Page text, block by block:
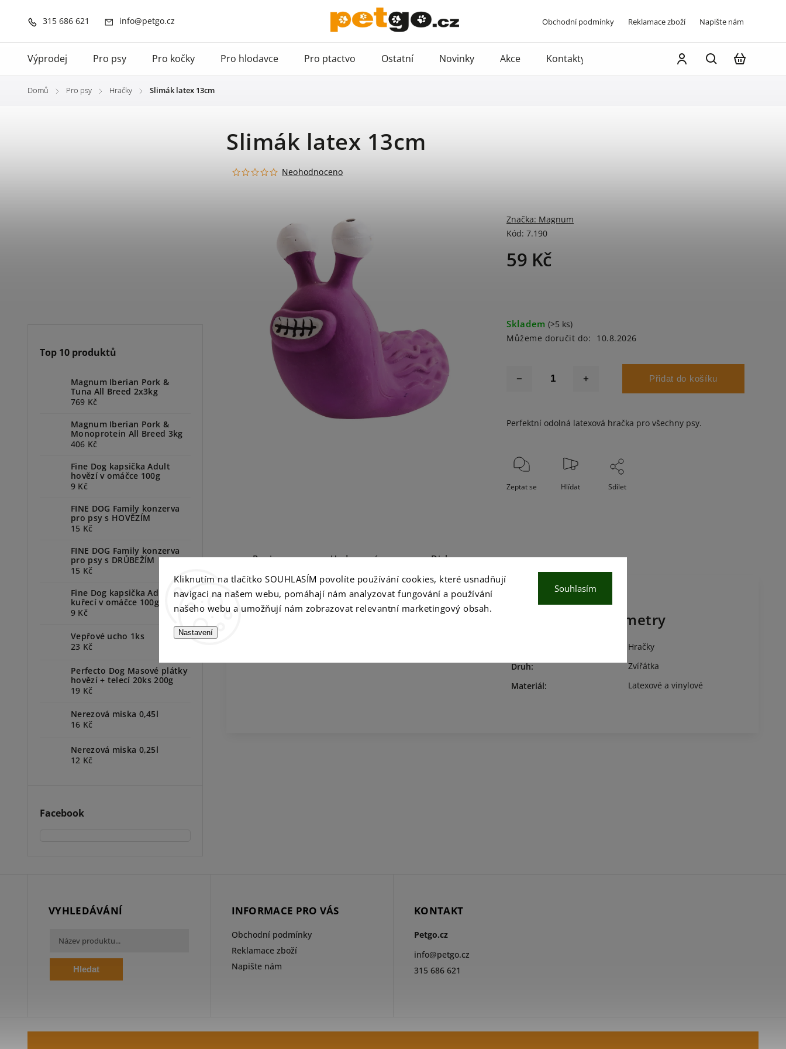
Kliknutím na tlačítko SOUHLASÍM povolíte používání cookies, které usnadňují
navigaci na našem webu, pomáhají nám analyzovat fungování a používání
našeho webu a umožňují nám zobrazovat relevantní marketingový obsah.
Nastavení
Souhlasím
315 686 621 info@petgo.cz Obchodní podmínky Reklamace zboží Napište nám
Výprodej Pro psy Pro kočky Pro hlodavce Pro ptactvo Ostatní Novinky Akce Kontakty
Domů / Pro psy / Hračky / Slimák latex 13cm
Top 10 produktů
Magnum Iberian Pork &
Tuna All Breed 2x3kg
769 Kč
Magnum Iberian Pork &
Monoprotein All Breed 3kg
406 Kč
Fine Dog kapsička Adult
hovězí v omáčce 100g
9 Kč
FINE DOG Family konzerva
pro psy s HOVĚZÍM
15 Kč
FINE DOG Family konzerva
pro psy s DRŮBEŽÍM
15 Kč
Fine Dog kapsička Adult
kuřecí v omáčce 100g
9 Kč
Vepřové ucho 1ks
23 Kč
Perfecto Dog Masové plátky
hovězí + telecí 20ks 200g
19 Kč
Nerezová miska 0,45l
16 Kč
Nerezová miska 0,25l
12 Kč
Facebook
Slimák latex 13cm
Neohodnoceno
Kód: 7.190
Značka: Magnum
59 Kč
Skladem (>5 ks)
Můžeme doručit do:
10.8.2026
Přidat do košíku
Perfektní odolná latexová hračka pro všechny psy.
Zeptat se Hlídat Sdílet
Popis Hodnocení Diskuze
Detailní popis produktu Doplňkové parametry
Hračky
Druh:
Zvířátka
Materiál: Latexové a vinylové
VYHLEDÁVÁNÍ
Hledat
INFORMACE PRO VÁS
Obchodní podmínky
Reklamace zboží
Napište nám
KONTAKT
Petgo.cz
info@petgo.cz
315 686 621